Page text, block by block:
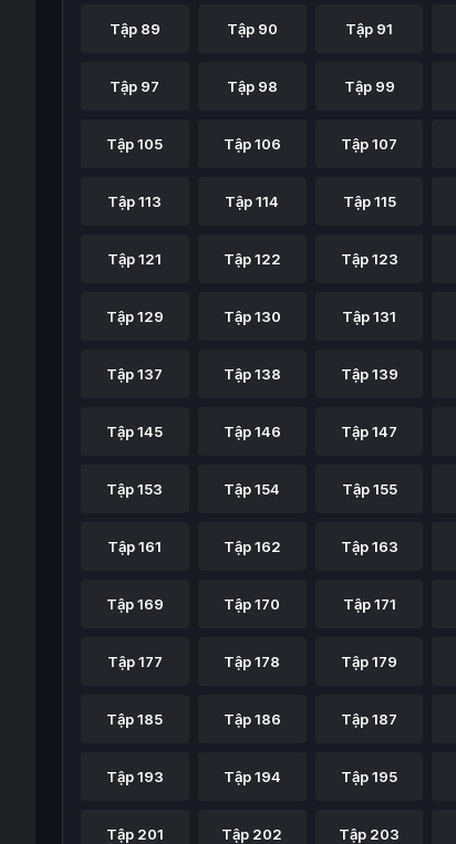
Tập 89 Tập 90 Tập 91
Tập 97 Tập 98 Tập 99
Tập 105 Tập 106 Tập 107
Tập 113 Tập 114 Tập 115
Tập 121 Tập 122 Tập 123
Tập 129 Tập 130 Tập 131
Tập 137 Tập 138 Tập 139
Tập 145 Tập 146 Tập 147
Tập 153 Tập 154 Tập 155
Tập 161 Tập 162 Tập 163
Tập 169 Tập 170 Tập 171
Tập 177 Tập 178 Tập 179
Tập 185 Tập 186 Tập 187
Tập 193 Tập 194 Tập 195
Tập 201 Tập 202 Tập 203